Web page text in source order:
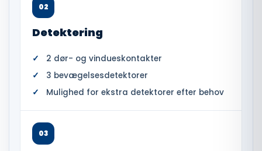
02
Detektering
2 dør- og vindueskontakter
3 bevægelsesdetektorer
Mulighed for ekstra detektorer efter behov
03